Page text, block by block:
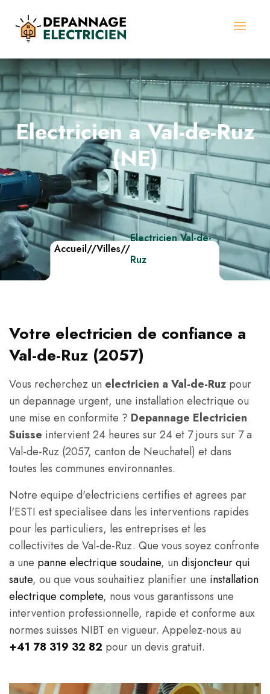
Electricien a Val-de-Ruz
(NE)
Accueil//Villes//
Electricien Val-de-
Ruz
Votre electricien de confiance a
Val-de-Ruz (2057)
Vous recherchez un electricien a Val-de-Ruz pour
un depannage urgent, une installation electrique ou
une mise en conformite ? Depannage Electricien
Suisse intervient 24 heures sur 24 et 7 jours sur 7 a
Val-de-Ruz (2057, canton de Neuchatel) et dans
toutes les communes environnantes.
Notre equipe d'electriciens certifies et agrees par
l'ESTI est specialisee dans les interventions rapides
pour les particuliers, les entreprises et les
collectivites de Val-de-Ruz. Que vous soyez confronte
a une panne electrique soudaine, un disjoncteur qui
saute, ou que vous souhaitiez planifier une installation
electrique complete, nous vous garantissons une
intervention professionnelle, rapide et conforme aux
normes suisses NIBT en vigueur. Appelez-nous au
+41 78 319 32 82 pour un devis gratuit.